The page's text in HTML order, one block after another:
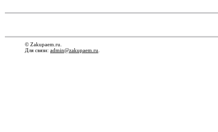
© Zakupaem.ru.
Для связи: admin@zakupaem.ru